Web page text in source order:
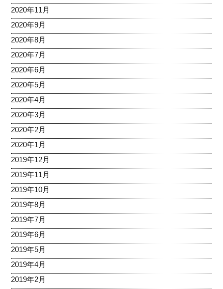
2020年11月
2020年9月
2020年8月
2020年7月
2020年6月
2020年5月
2020年4月
2020年3月
2020年2月
2020年1月
2019年12月
2019年11月
2019年10月
2019年8月
2019年7月
2019年6月
2019年5月
2019年4月
2019年2月